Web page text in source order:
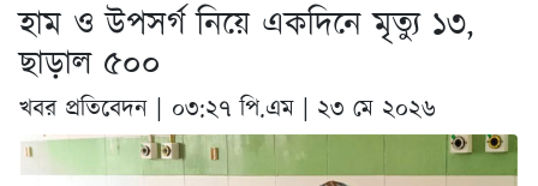
হাম ও উপসর্গ নিয়ে একদিনে মৃত্যু ১৩,
ছাড়াল ৫০০
খবর প্রতিবেদন | ০৩:২৭ পি.এম | ২৩ মে ২০২৬